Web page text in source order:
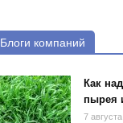
Блоги компаний
Как
пырея
7